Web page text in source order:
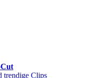
trendige Clips